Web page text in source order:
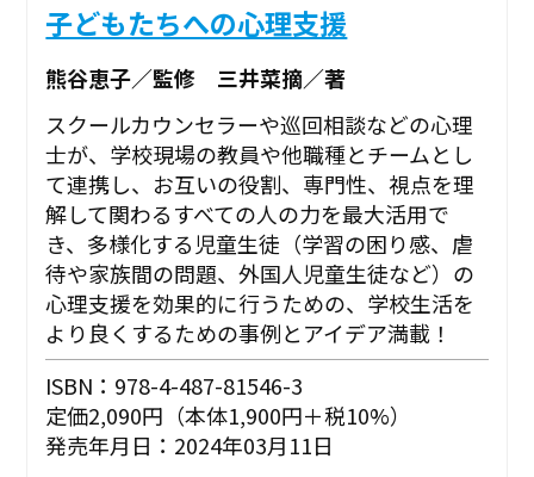
子どもたちへの心理支援
熊谷恵子／監修 三井菜摘／著
スクールカウンセラーや巡回相談などの心理
士が、学校現場の教員や他職種とチームとし
て連携し、お互いの役割、専門性、視点を理
解して関わるすべての人の力を最大活用で
き、多様化する児童生徒（学習の困り感、虐
待や家族間の問題、外国人児童生徒など）の
心理支援を効果的に行うための、学校生活を
より良くするための事例とアイデア満載！
ISBN：978-4-487-81546-3
定価2,090円（本体1,900円＋税10%）
発売年月日：2024年03月11日